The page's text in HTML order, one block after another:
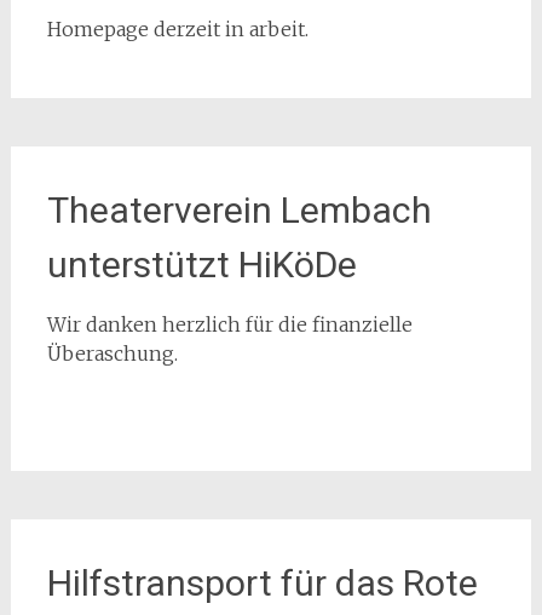
Homepage derzeit in arbeit.
Theaterverein Lembach
unterstützt HiKöDe
Wir danken herzlich für die finanzielle
Überaschung.
Hilfstransport für das Rote